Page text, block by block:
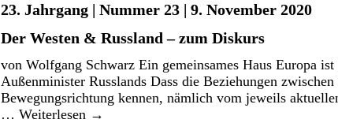
23. Jahrgang | Nummer 23 | 9. November 2020
Der Westen & Russland – zum Diskurs
von Wolfgang Schwarz Ein gemeinsames Haus Europa
Außenminister Russlands Dass die Beziehungen
Bewegungsrichtung kennen, nämlich vom jeweils
… Weiterlesen →